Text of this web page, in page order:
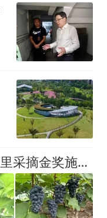
解锁夏日清甜！来宝山这里采摘金奖施泉葡萄啦→